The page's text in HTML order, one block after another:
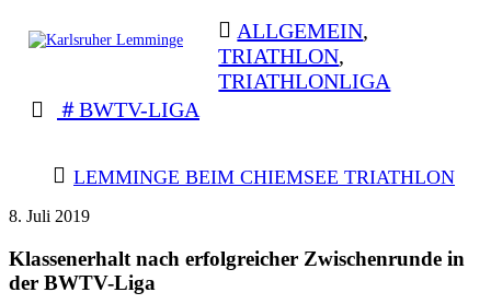
Lemminge
Triathlon Radsport Skilanglauf
ALLGEMEIN,
TRIATHLON,
TRIATHLONLIGA
BWTV-LIGA
BEITRAGSNAVIGATION
LEMMINGE BEIM CHIEMSEE TRIATHLON
8. Juli 2019
Klassenerhalt nach erfolgreicher Zwischenrunde in
der BWTV-Liga